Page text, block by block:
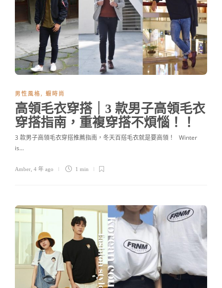
男性風格, 蝦時尚
高領毛衣穿搭｜3 款男子高領毛衣
穿搭指南，重複穿搭不煩惱！！
3 款男子高領毛衣穿搭推薦指南，冬天百搭毛衣就是要高領！ Winter
is…
Amber 4 年 ago 1 min